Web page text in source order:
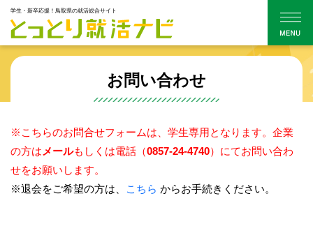
学生・新卒応援！鳥取県の就活総合サイト
お問い合わせ
※こちらのお問合せフォームは、学生専用となります。企業
の方は メールもしくは電話（0857-24-4740）にてお問い合わ
せをお願いします。
※退会をご希望の方は、
こちら からお手続きください。